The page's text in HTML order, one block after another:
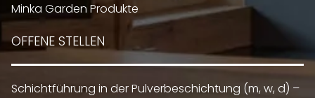
Minka Garden Produkte
OFFENE STELLEN
Schichtführung in der Pulverbeschichtung (m, w, d) –